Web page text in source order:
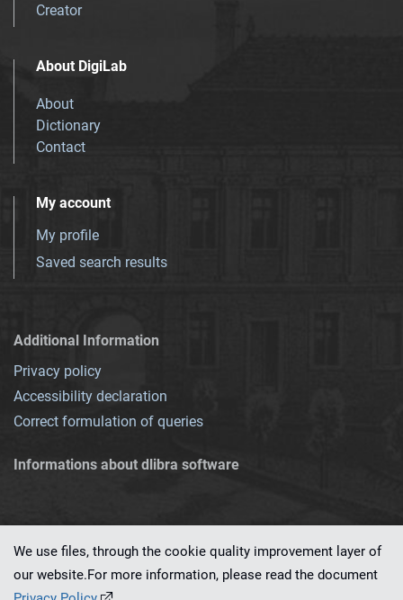
Creator
About DigiLab
About
Dictionary
Contact
My account
My profile
Saved search results
Additional Information
Privacy policy
Accessibility declaration
Correct formulation of queries
Informations about dlibra software
This service runs on
We use files, through the cookie quality improvement layer of
our website.For more information, please read the document